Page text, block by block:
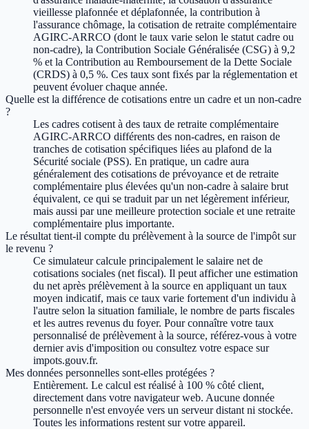
vieillesse plafonnée et déplafonnée, la contribution à
l'assurance chômage, la cotisation de retraite complémentaire
AGIRC-ARRCO (dont le taux varie selon le statut cadre ou
non-cadre), la Contribution Sociale Généralisée (CSG) à 9,2
% et la Contribution au Remboursement de la Dette Sociale
(CRDS) à 0,5 %. Ces taux sont fixés par la réglementation et
peuvent évoluer chaque année.
Quelle est la différence de cotisations entre un cadre et un non-cadre
?
Les cadres cotisent à des taux de retraite complémentaire
AGIRC-ARRCO différents des non-cadres, en raison de
tranches de cotisation spécifiques liées au plafond de la
Sécurité sociale (PSS). En pratique, un cadre aura
généralement des cotisations de prévoyance et de retraite
complémentaire plus élevées qu'un non-cadre à salaire brut
équivalent, ce qui se traduit par un net légèrement inférieur,
mais aussi par une meilleure protection sociale et une retraite
complémentaire plus importante.
Le résultat tient-il compte du prélèvement à la source de l'impôt sur
le revenu ?
Ce simulateur calcule principalement le salaire net de
cotisations sociales (net fiscal). Il peut afficher une estimation
du net après prélèvement à la source en appliquant un taux
moyen indicatif, mais ce taux varie fortement d'un individu à
l'autre selon la situation familiale, le nombre de parts fiscales
et les autres revenus du foyer. Pour connaître votre taux
personnalisé de prélèvement à la source, référez-vous à votre
dernier avis d'imposition ou consultez votre espace sur
impots.gouv.fr.
Mes données personnelles sont-elles protégées ?
Entièrement. Le calcul est réalisé à 100 % côté client,
directement dans votre navigateur web. Aucune donnée
personnelle n'est envoyée vers un serveur distant ni stockée.
Toutes les informations restent sur votre appareil.